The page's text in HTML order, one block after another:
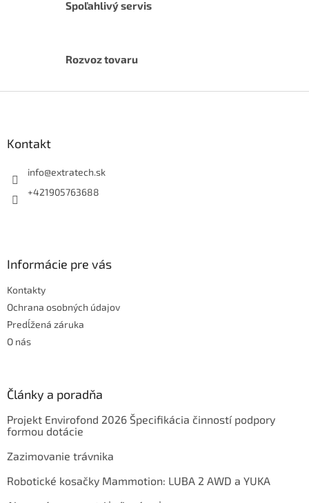
Spoľahlivý servis
Rozvoz tovaru
Kontakt
info@extratech.sk
+421905763688
Informácie pre vás
Kontakty
Ochrana osobných údajov
Predĺžená záruka
O nás
Články a poradňa
Projekt Envirofond 2026 Špecifikácia činností podpory
formou dotácie
Zazimovanie trávnika
Robotické kosačky Mammotion: LUBA 2 AWD a YUKA